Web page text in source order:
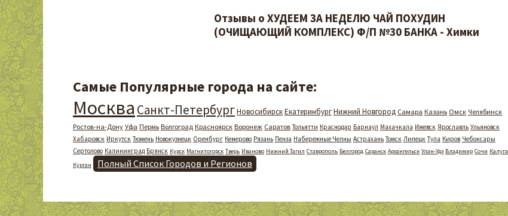
Отзывы о ХУДЕЕМ ЗА НЕДЕЛЮ ЧАЙ ПОХУДИН
(ОЧИЩАЮЩИЙ КОМПЛЕКС) Ф/П №30 БАНКА - Химки
Самые Популярные города на сайте:
Москва Санкт-ПетербургНовосибирскЕкатеринбургНижний Новгород Самара Казань Омск Челябинск
Ростов-на-Дону Уфа Пермь Волгоград Красноярск Воронеж Саратов Тольятти Краснодар Барнаул Махачкала Ижевск Ярославль Ульяновск
Хабаровск Иркутск Тюмень Новокузнецк Оренбург Кемерово Рязань Пенза Набережные Челны Астрахань Томск Липецк Тула Киров Чебоксары
Сертолово Калининград Брянск Курск Магнитогорск Тверь Иваново Нижний Тагил Ставрополь Белгород Саранск Архангельск Улан-Удэ Владимир Сочи Калуга
Курган
Полный Список Городов и Регионов